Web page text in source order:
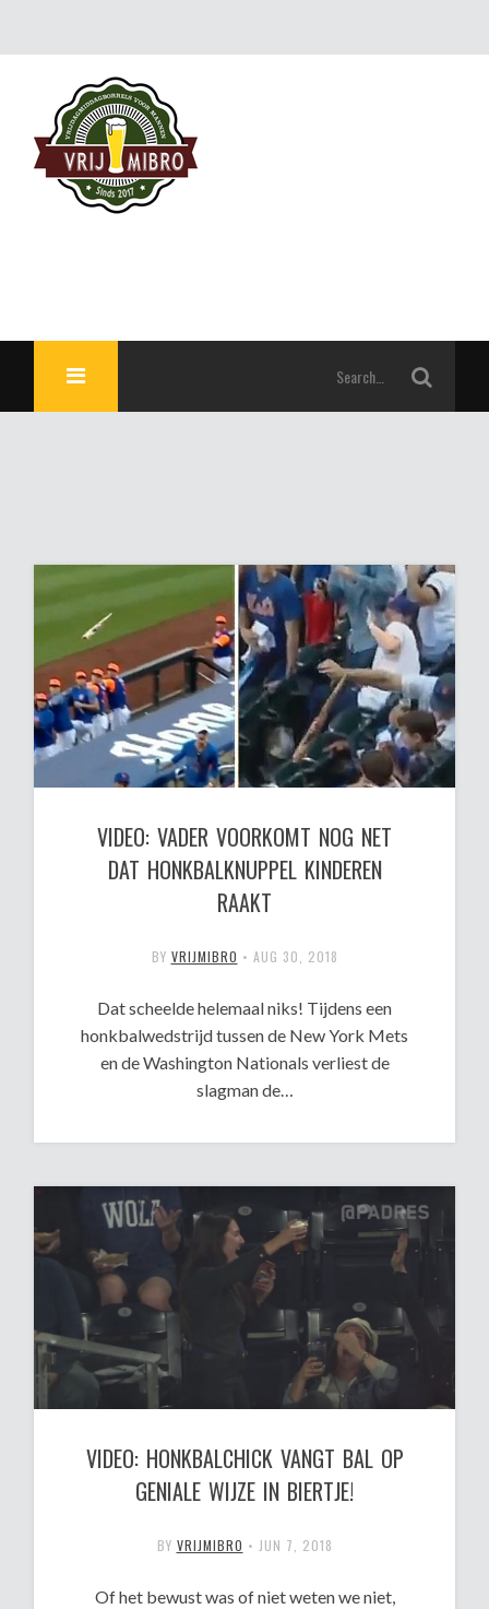
VIDEO: VADER VOORKOMT NOG NET
DAT HONKBALKNUPPEL KINDEREN
RAAKT
BY VRIJMIBRO • AUG 30, 2018
Dat scheelde helemaal niks! Tijdens een
honkbalwedstrijd tussen de New York Mets
en de Washington Nationals verliest de
slagman de…
VIDEO: HONKBALCHICK VANGT BAL OP
GENIALE WIJZE IN BIERTJE!
BY VRIJMIBRO • JUN 7, 2018
Of het bewust was of niet weten we niet,